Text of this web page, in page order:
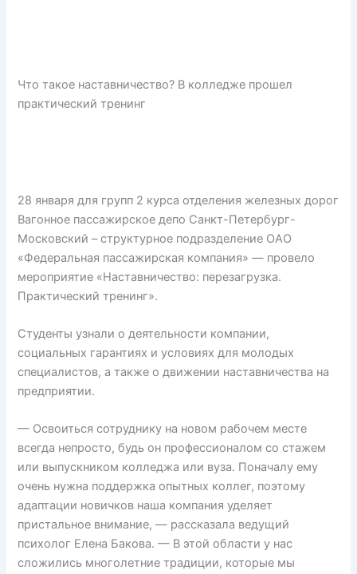
Что такое наставничество? В колледже прошел
практический тренинг
28 января для групп 2 курса отделения железных дорог
Вагонное пассажирское депо Санкт-Петербург-
Московский – структурное подразделение ОАО
«Федеральная пассажирская компания» — провело
мероприятие «Наставничество: перезагрузка.
Практический тренинг».
Студенты узнали о деятельности компании,
социальных гарантиях и условиях для молодых
специалистов, а также о движении наставничества на
предприятии.
— Освоиться сотруднику на новом рабочем месте
всегда непросто, будь он профессионалом со стажем
или выпускником колледжа или вуза. Поначалу ему
очень нужна поддержка опытных коллег, поэтому
адаптации новичков наша компания уделяет
пристальное внимание, — рассказала ведущий
психолог Елена Бакова. — В этой области у нас
сложились многолетние традиции, которые мы